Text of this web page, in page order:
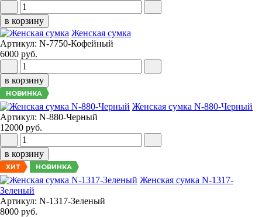
в корзину
Женская сумка
Артикул: N-7750-Кофейный
6000 руб.
в корзину
НОВИНКА
Женская сумка N-880-Черный
Артикул: N-880-Черный
12000 руб.
в корзину
ХИТ НОВИНКА
Женская сумка N-1317-
Зеленый
Артикул: N-1317-Зеленый
8000 руб.